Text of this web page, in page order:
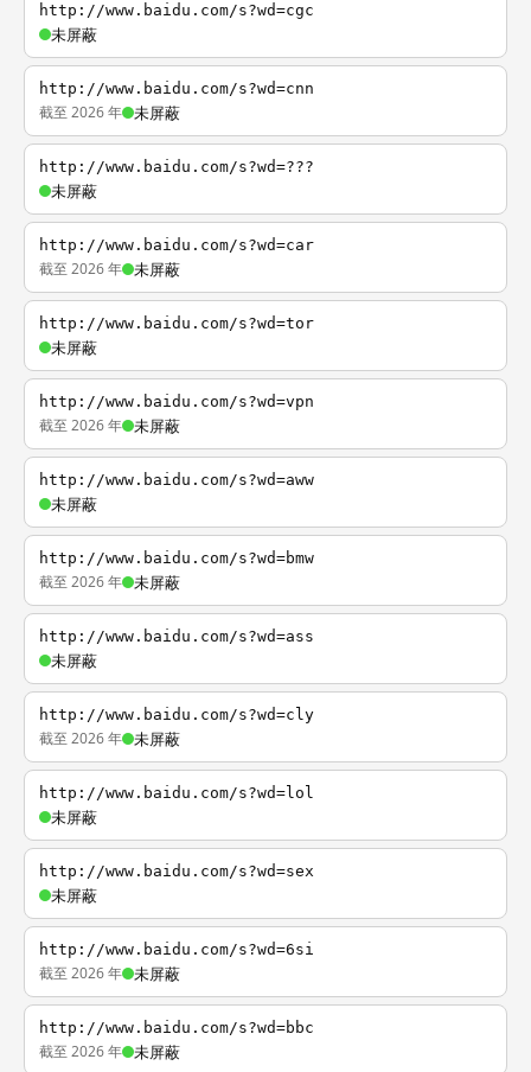
http://www.baidu.com/s?wd=cgc
未屏蔽
http://www.baidu.com/s?wd=cnn
截至 2026 年 未屏蔽
http://www.baidu.com/s?wd=???
未屏蔽
http://www.baidu.com/s?wd=car
截至 2026 年 未屏蔽
http://www.baidu.com/s?wd=tor
未屏蔽
http://www.baidu.com/s?wd=vpn
截至 2026 年 未屏蔽
http://www.baidu.com/s?wd=aww
未屏蔽
http://www.baidu.com/s?wd=bmw
截至 2026 年 未屏蔽
http://www.baidu.com/s?wd=ass
未屏蔽
http://www.baidu.com/s?wd=cly
截至 2026 年 未屏蔽
http://www.baidu.com/s?wd=lol
未屏蔽
http://www.baidu.com/s?wd=sex
未屏蔽
http://www.baidu.com/s?wd=6si
截至 2026 年 未屏蔽
http://www.baidu.com/s?wd=bbc
截至 2026 年 未屏蔽